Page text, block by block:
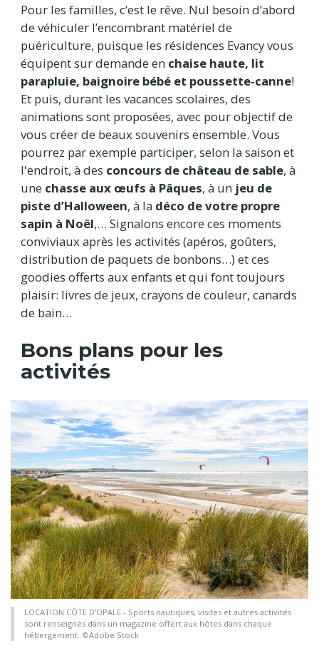
Pour les familles, c’est le rêve. Nul besoin d’abord
de véhiculer l’encombrant matériel de
puériculture, puisque les résidences Evancy vous
équipent sur demande en chaise haute, lit
parapluie, baignoire bébé et poussette-canne!
Et puis, durant les vacances scolaires, des
animations sont proposées, avec pour objectif de
vous créer de beaux souvenirs ensemble. Vous
pourrez par exemple participer, selon la saison et
l'endroit, à des concours de château de sable, à
une chasse aux œufs à Pâques, à un jeu de
piste d’Halloween, à la déco de votre propre
sapin à Noël,… Signalons encore ces moments
conviviaux après les activités (apéros, goûters,
distribution de paquets de bonbons…) et ces
goodies offerts aux enfants et qui font toujours
plaisir: livres de jeux, crayons de couleur, canards
de bain…
Bons plans pour les
activités
LOCATION CÔTE D'OPALE - Sports nautiques, visites et autres activités
sont renseignés dans un magazine offert aux hôtes dans chaque
hébergement. ©Adobe Stock